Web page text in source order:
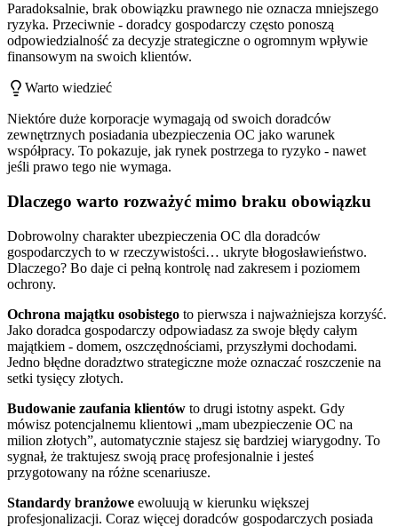
Paradoksalnie, brak obowiązku prawnego nie oznacza mniejszego
ryzyka. Przeciwnie - doradcy gospodarczy często ponoszą
odpowiedzialność za decyzje strategiczne o ogromnym wpływie
finansowym na swoich klientów.
Warto wiedzieć
Niektóre duże korporacje wymagają od swoich doradców
zewnętrznych posiadania ubezpieczenia OC jako warunek
współpracy. To pokazuje, jak rynek postrzega to ryzyko - nawet
jeśli prawo tego nie wymaga.
Dlaczego warto rozważyć mimo braku obowiązku
Dobrowolny charakter ubezpieczenia OC dla doradców
gospodarczych to w rzeczywistości… ukryte błogosławieństwo.
Dlaczego? Bo daje ci pełną kontrolę nad zakresem i poziomem
ochrony.
Ochrona majątku osobistego to pierwsza i najważniejsza korzyść.
Jako doradca gospodarczy odpowiadasz za swoje błędy całym
majątkiem - domem, oszczędnościami, przyszłymi dochodami.
Jedno błędne doradztwo strategiczne może oznaczać roszczenie na
setki tysięcy złotych.
Budowanie zaufania klientów to drugi istotny aspekt. Gdy
mówisz potencjalnemu klientowi „mam ubezpieczenie OC na
milion złotych”, automatycznie stajesz się bardziej wiarygodny. To
sygnał, że traktujesz swoją pracę profesjonalnie i jesteś
przygotowany na różne scenariusze.
Standardy branżowe ewoluują w kierunku większej
profesjonalizacji. Coraz więcej doradców gospodarczych posiada